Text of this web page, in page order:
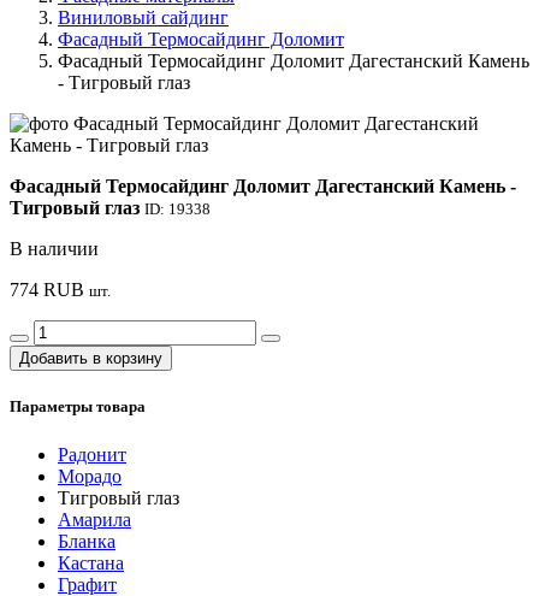
Виниловый сайдинг
Фасадный Термосайдинг Доломит
Фасадный Термосайдинг Доломит Дагестанский Камень
- Тигровый глаз
Фасадный Термосайдинг Доломит Дагестанский Камень -
Тигровый глаз ID: 19338
В наличии
774 RUB шт.
Добавить в корзину
Параметры товара
Радонит
Морадо
Тигровый глаз
Амарила
Бланка
Кастана
Графит